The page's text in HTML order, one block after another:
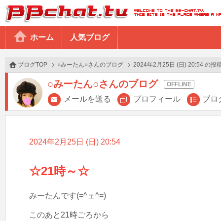
BBchatTV
ホーム 人気ブログ
ブログTOP ○みーたん○さんのブログ 2024年2月25日 (日) 20:54 の投
○みーたん○さんのブログ
メールを送る プロフィール ブロ
2024年2月25日 (日) 20:54
☆21時～☆
みーたんです(=^ェ^=)
このあと21時ごろから